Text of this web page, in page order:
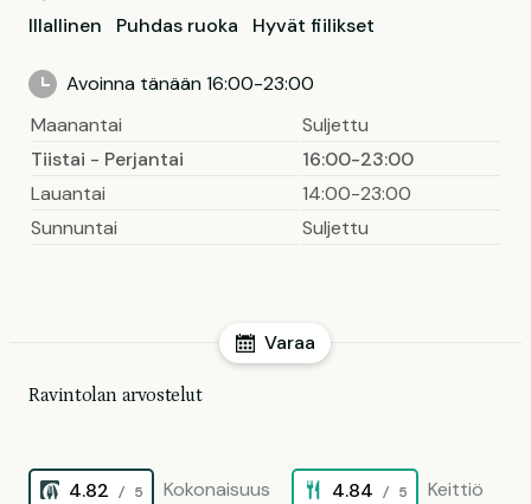
Illallinen
Puhdas ruoka Hyvät fiilikset
Avoinna tänään 16:00-23:00
Maanantai
Suljettu
Tiistai - Perjantai
16:00-23:00
Lauantai
14:00-23:00
Sunnuntai
Suljettu
Varaa
Ravintolan arvostelut
4.82 / 5 Kokonaisuus 4.84 / 5 Keittiö